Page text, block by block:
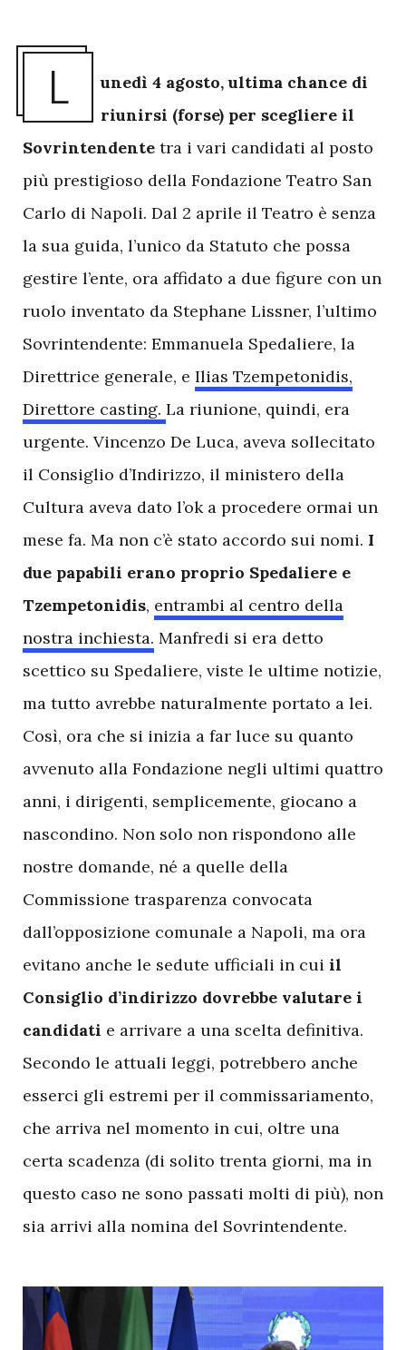
L
unedì 4 agosto, ultima chance di
riunirsi (forse) per scegliere il
Sovrintendente tra i vari candidati al posto
più prestigioso della Fondazione Teatro San
Carlo di Napoli. Dal 2 aprile il Teatro è senza
la sua guida, l’unico da Statuto che possa
gestire l’ente, ora affidato a due figure con un
ruolo inventato da Stephane Lissner, l’ultimo
Sovrintendente: Emmanuela Spedaliere, la
Direttrice generale, e Ilias Tzempetonidis,
Direttore casting. La riunione, quindi, era
urgente. Vincenzo De Luca, aveva sollecitato
il Consiglio d’Indirizzo, il ministero della
Cultura aveva dato l’ok a procedere ormai un
mese fa. Ma non c’è stato accordo sui nomi. I
due papabili erano proprio Spedaliere e
Tzempetonidis, entrambi al centro della
nostra inchiesta. Manfredi si era detto
scettico su Spedaliere, viste le ultime notizie,
ma tutto avrebbe naturalmente portato a lei.
Così, ora che si inizia a far luce su quanto
avvenuto alla Fondazione negli ultimi quattro
anni, i dirigenti, semplicemente, giocano a
nascondino. Non solo non rispondono alle
nostre domande, né a quelle della
Commissione trasparenza convocata
dall’opposizione comunale a Napoli, ma ora
evitano anche le sedute ufficiali in cui il
Consiglio d’indirizzo dovrebbe valutare i
candidati e arrivare a una scelta definitiva.
Secondo le attuali leggi, potrebbero anche
esserci gli estremi per il commissariamento,
che arriva nel momento in cui, oltre una
certa scadenza (di solito trenta giorni, ma in
questo caso ne sono passati molti di più), non
sia arrivi alla nomina del Sovrintendente.